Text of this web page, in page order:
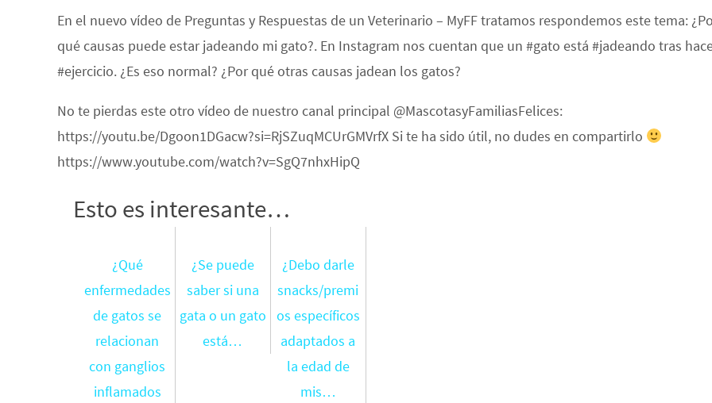
En el nuevo vídeo de Preguntas y Respuestas de un Veterinario – MyFF tratamos respondemos este tema:
qué causas puede estar jadeando mi gato?. En Instagram nos cuentan que un #gato está #jadeando tras
#ejercicio. ¿Es eso normal? ¿Por qué otras causas jadean los gatos?
No te pierdas este otro vídeo de nuestro canal principal @MascotasyFamiliasFelices:
https://youtu.be/Dgoon1DGacw?si=RjSZuqMCUrGMVrfX Si te ha sido útil, no dudes en compartirlo
https://www.youtube.com/watch?v=SgQ7nhxHipQ
Esto es interesante…
¿Qué
enfermedades
de gatos se
relacionan
con ganglios
inflamados
¿Se puede
saber si una
gata o un gato
está…
¿Debo darle
snacks/premi
os específicos
adaptados a
la edad de
mis…